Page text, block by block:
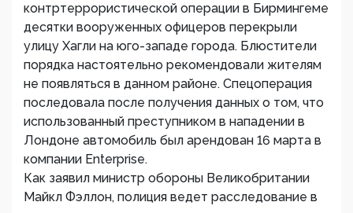
контртеррористической операции в Бирмингеме
десятки вооруженных офицеров перекрыли
улицу Хагли на юго-западе города. Блюстители
порядка настоятельно рекомендовали жителям
не появляться в данном районе. Спецоперация
последовала после получения данных о том, что
использованный преступником в нападении в
Лондоне автомобиль был арендован 16 марта в
компании Enterprise.
Как заявил министр обороны Великобритании
Майкл Фэллон, полиция ведет расследование в